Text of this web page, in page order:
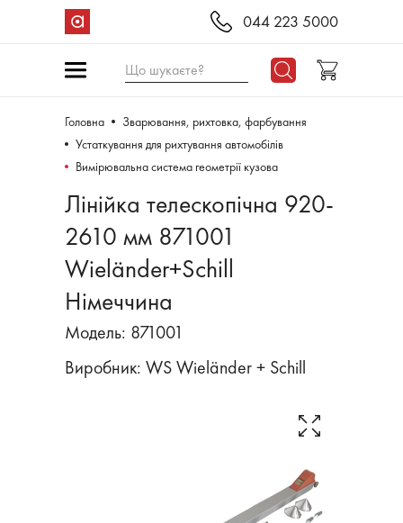
044 223 5000
Що шукаєте?
Головна
Зварювання, рихтовка, фарбування
Устаткування для рихтування автомобілів
Вимірювальна система геометрії кузова
Лінійка телескопічна 920-
2610 мм 871001
Wieländer+Schill
Німеччина
Модель: 871001
Виробник: WS Wieländer + Schill